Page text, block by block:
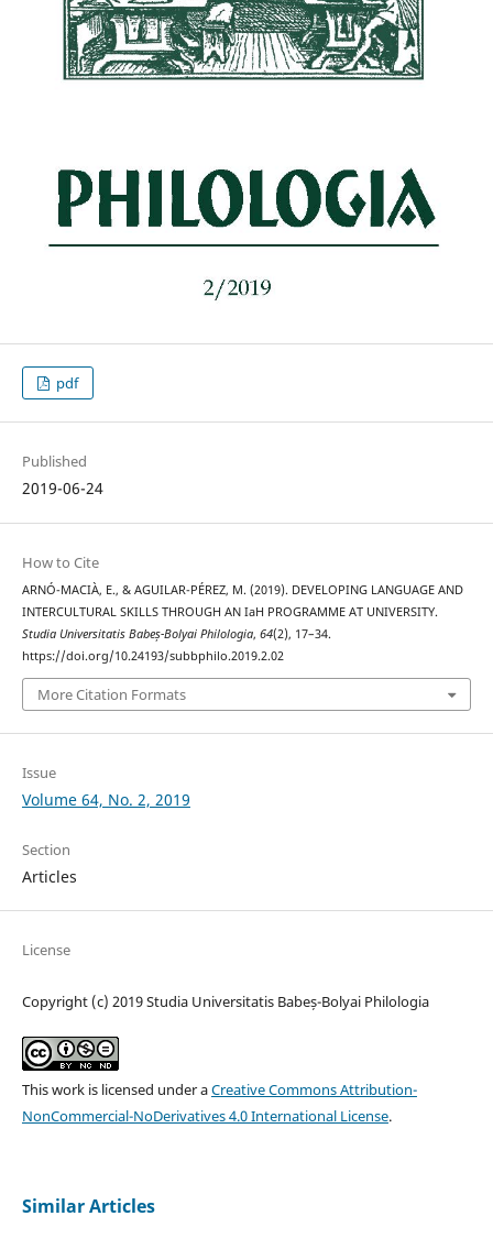
pdf
Published
2019-06-24
How to Cite
ARNÓ-MACIÀ, E., & AGUILAR-PÉREZ, M. (2019). DEVELOPING LANGUAGE AND
INTERCULTURAL SKILLS THROUGH AN IaH PROGRAMME AT UNIVERSITY.
Studia Universitatis Babeș-Bolyai Philologia, 64(2), 17–34.
https://doi.org/10.24193/subbphilo.2019.2.02
More Citation Formats
Issue
Volume 64, No. 2, 2019
Section
Articles
License
Copyright (c) 2019 Studia Universitatis Babeș-Bolyai Philologia
This work is licensed under aCreative Commons Attribution-
NonCommercial-NoDerivatives 4.0 International License.
Similar Articles